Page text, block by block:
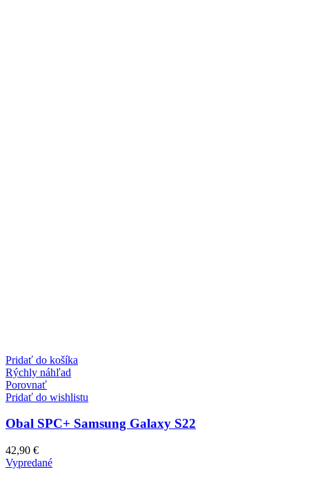
Pridať do košíka
Rýchly náhľad
Porovnať
Pridať do wishlistu
Obal SPC+ Samsung Galaxy S22
42,90 €
Vypredané